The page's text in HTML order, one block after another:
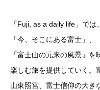
「Fuji, as a daily life」では
「今、そこにある富士」、
「富士山の元来の風景」
楽しむ旅を提供していく。
山東照宮、富士信仰の大き